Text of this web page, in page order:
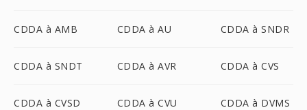
CDDA à AMB CDDA à AU CDDA à SNDR
CDDA à SNDT CDDA à AVR CDDA à CVS
CDDA à CVSD CDDA à CVU CDDA à DVMS